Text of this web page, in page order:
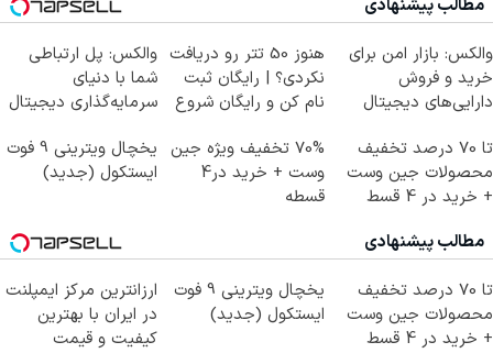
مطالب پیشنهادی
والکس: بازار امن برای
خرید و فروش
دارایی‌های دیجیتال
هنوز 50 تتر رو دریافت
نکردی؟ | رایگان ثبت
نام کن و رایگان شروع
والکس: پل ارتباطی
شما با دنیای
سرمایه‌گذاری دیجیتال
تا 70 درصد تخفیف
محصولات جین وست
+ خرید در 4 قسط
70% تخفیف ویژه جین
وست + خرید در4
قسطه
یخچال ویترینی 9 فوت
ایستکول (جدید)
مطالب پیشنهادی
تا 70 درصد تخفیف
محصولات جین وست
+ خرید در 4 قسط
یخچال ویترینی 9 فوت
ایستکول (جدید)
ارزانترین مرکز ایمپلنت
در ایران با بهترین
کیفیت و قیمت